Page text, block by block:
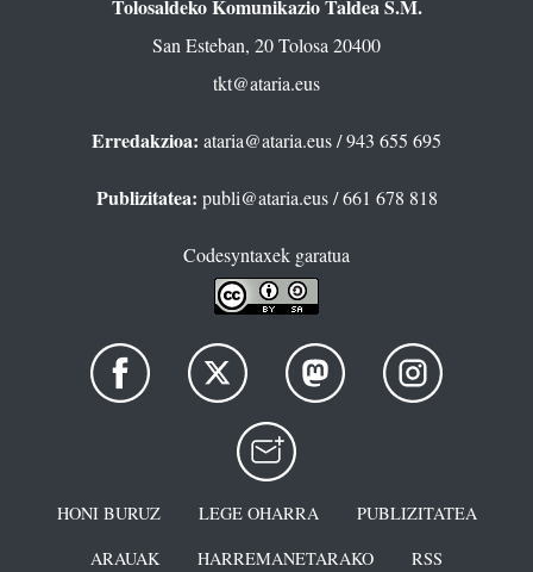
Tolosaldeko Komunikazio Taldea S.M.
San Esteban, 20 Tolosa 20400
tkt@ataria.eus
Erredakzioa: ataria@ataria.eus/ 943 655 695
Publizitatea: publi@ataria.eus/ 661 678 818
Codesyntaxek garatua
HONI BURUZ LEGE OHARRA
PUBLIZITATEA
ARAUAK
HARREMANETARAKO RSS